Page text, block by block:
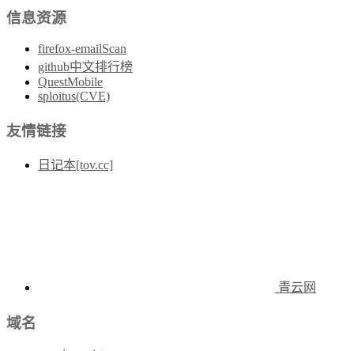
信息资源
firefox-emailScan
github中文排行榜
QuestMobile
sploitus(CVE)
友情链接
日记本[tov.cc]
青云网
域名